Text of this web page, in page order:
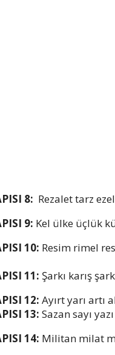
8: Rezalet tarz
9: Kel ülke üçlük
10: Resim rimel
11: Şarkı karış
12: Ayırt yarı artı
13: Sazan sayı
14: Militan milat